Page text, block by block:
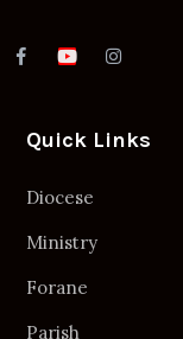
Quick Links
Diocese
Ministry
Forane
Parish